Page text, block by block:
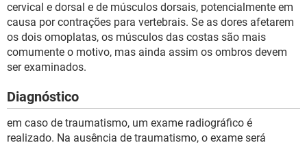
cervical e dorsal e de músculos dorsais, potencialmente em
causa por contrações para vertebrais. Se as dores afetarem
os dois omoplatas, os músculos das costas são mais
comumente o motivo, mas ainda assim os ombros devem
ser examinados.
Diagnóstico
em caso de traumatismo, um exame radiográfico é
realizado. Na ausência de traumatismo, o exame será